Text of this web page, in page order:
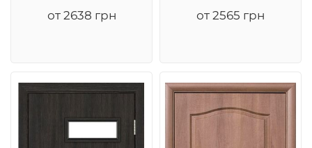
от 2638 грн от 2565 грн